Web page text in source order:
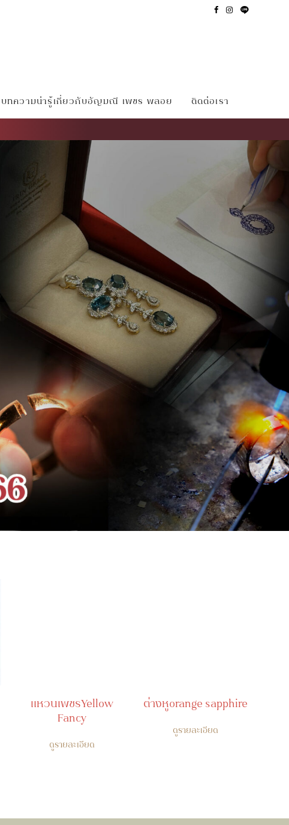
บทความน่ารู้เกี่ยวกับอัญมณี เพชร พลอย ติดต่อเรา
แหวนเพชรYellow
Fancy
ดูรายละเอียด
ต่างหูorange sapphire
ดูรายละเอียด